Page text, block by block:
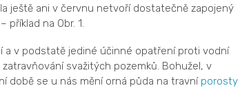
ještě ani v červnu netvoří dostatečně zapojený
příklad na Obr. 1.
a v podstatě jediné účinné opatření proti vodní
zatravňování svažitých pozemků. Bohužel, v
době se u nás mění orná půda na travní porosty